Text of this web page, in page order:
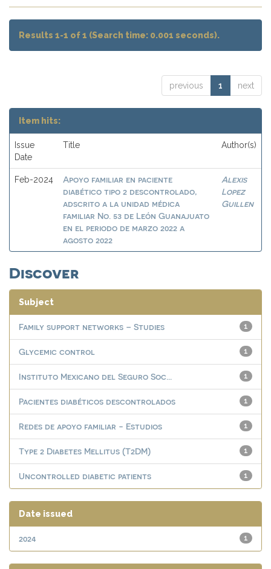
Results 1-1 of 1 (Search time: 0.001 seconds).
previous 1 next
Item hits:
Issue
Date
Title Author(s)
Feb-2024
Apoyo familiar en paciente
diabético tipo 2 descontrolado,
adscrito a la unidad médica
familiar No. 53 de León Guanajuato
en el periodo de marzo 2022 a
agosto 2022
Alexis
Lopez
Guillen
Discover
Subject
1
Family support networks – Studies
1
Glycemic control
1
Instituto Mexicano del Seguro Soc...
1
Pacientes diabéticos descontrolados
1
Redes de apoyo familiar - Estudios
1
Type 2 Diabetes Mellitus (T2DM)
1
Uncontrolled diabetic patients
Date issued
1
2024